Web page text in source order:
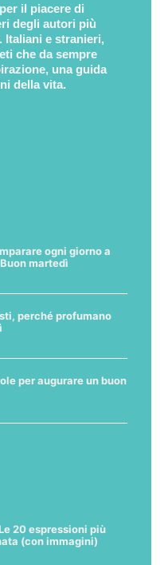
il piacere di
degli autori più
Italiani e stranieri,
che da sempre
una guida
della vita.
ogni giorno a
martedì
perché profumano
per augurare un buon
20 espressioni più
(con immagini)